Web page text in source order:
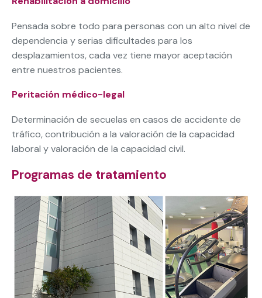
Pensada sobre todo para personas con un alto nivel de
dependencia y serias dificultades para los
desplazamientos, cada vez tiene mayor aceptación
entre nuestros pacientes.
Peritación médico-legal
Determinación de secuelas en casos de accidente de
tráfico, contribución a la valoración de la capacidad
laboral y valoración de la capacidad civil.
Programas de tratamiento